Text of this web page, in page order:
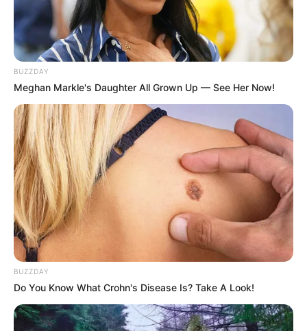
LIHAT ARTIKEL LAINNYA
BUZZDAY
Meghan Markle's Daughter All Grown Up — See Her Now!
BUZZDAY
Do You Know What Crohn's Disease Is? Take A Look!